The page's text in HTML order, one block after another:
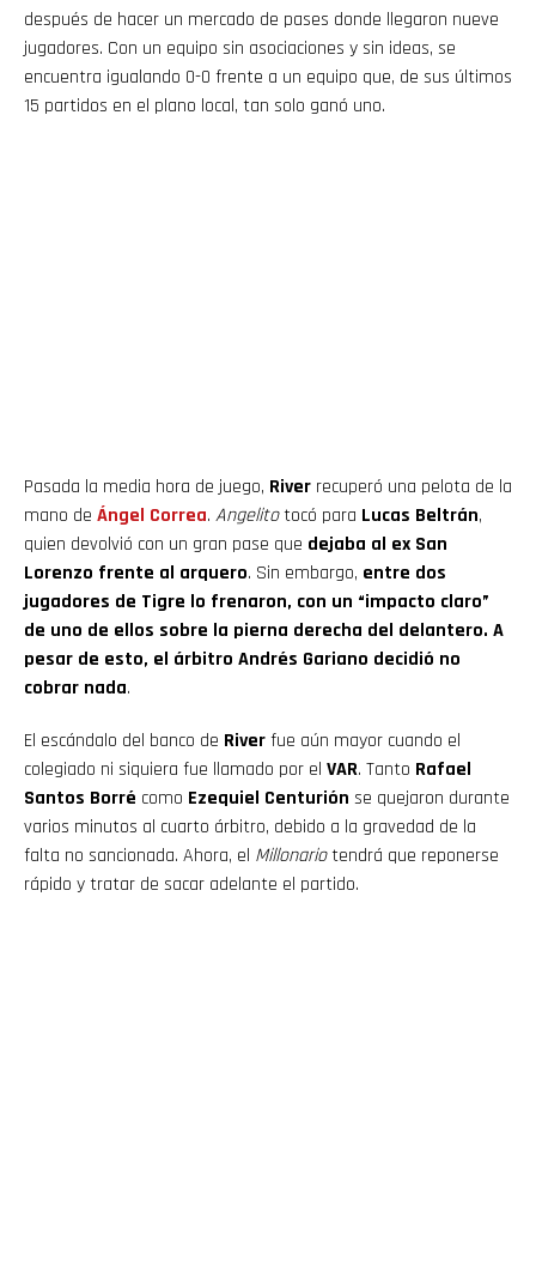
después de hacer un mercado de pases donde llegaron nueve
jugadores. Con un equipo sin asociaciones y sin ideas, se
encuentra igualando 0-0 frente a un equipo que, de sus últimos
15 partidos en el plano local, tan solo ganó uno.
Pasada la media hora de juego, River recuperó una pelota de la
mano de Ángel Correa. Angelitotocó para Lucas Beltrán,
quien devolvió con un gran pase que dejaba al ex San
Lorenzo frente al arquero. Sin embargo, entre dos
jugadores de Tigre lo frenaron, con un “impacto claro”
de uno de ellos sobre la pierna derecha del delantero. A
pesar de esto, el árbitro Andrés Gariano decidió no
cobrar nada.
El escándalo del banco de Riverfue aún mayor cuando el
colegiado ni siquiera fue llamado por el VAR. Tanto Rafael
Santos Borré como Ezequiel Centurión se quejaron durante
varios minutos al cuarto árbitro, debido a la gravedad de la
falta no sancionada. Ahora, el Millonariotendrá que reponerse
rápido y tratar de sacar adelante el partido.